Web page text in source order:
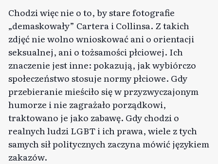
Chodzi więc nie o to, by stare fotografie
„demaskowały” Cartera i Collinsa. Z takich
zdjęć nie wolno wnioskować ani o orientacji
seksualnej, ani o tożsamości płciowej. Ich
znaczenie jest inne: pokazują, jak wybiórczo
społeczeństwo stosuje normy płciowe. Gdy
przebieranie mieściło się w przyzwyczajonym
humorze i nie zagrażało porządkowi,
traktowano je jako zabawę. Gdy chodzi o
realnych ludzi LGBT i ich prawa, wiele z tych
samych sił politycznych zaczyna mówić językiem
zakazów.